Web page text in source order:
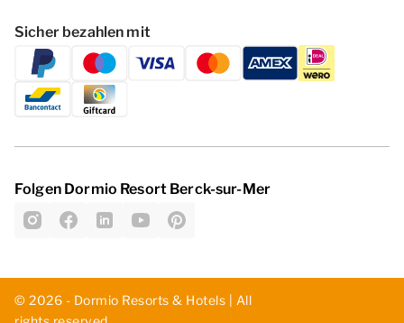
Sicher bezahlen mit
Folgen Dormio Resort Berck-sur-Mer
© 2026 - Dormio Resorts & Hotels | All